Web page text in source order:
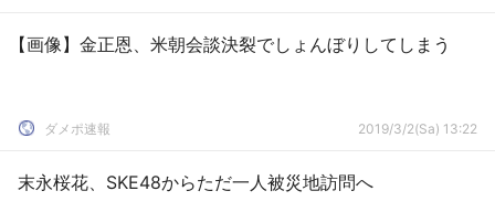
【画像】金正恩、米朝会談決裂でしょんぼりしてしまう
ダメポ速報 2019/3/2(Sa) 13:22
末永桜花、SKE48からただ一人被災地訪問へ